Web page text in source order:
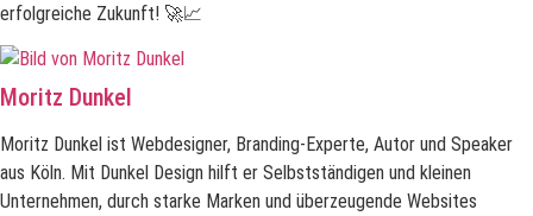
erfolgreiche Zukunft! 🚀📈
Moritz Dunkel
Moritz Dunkel ist Webdesigner, Branding-Experte, Autor und Speaker
aus Köln. Mit Dunkel Design hilft er Selbstständigen und kleinen
Unternehmen, durch starke Marken und überzeugende Websites